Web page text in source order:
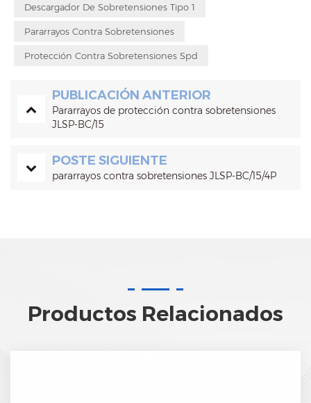
Descargador De Sobretensiones Tipo 1
Pararrayos Contra Sobretensiones
Protección Contra Sobretensiones Spd
PUBLICACIÓN ANTERIOR
Pararrayos de protección contra sobretensiones
JLSP-BC/15
POSTE SIGUIENTE
pararrayos contra sobretensiones JLSP-BC/15/4P
Productos Relacionados